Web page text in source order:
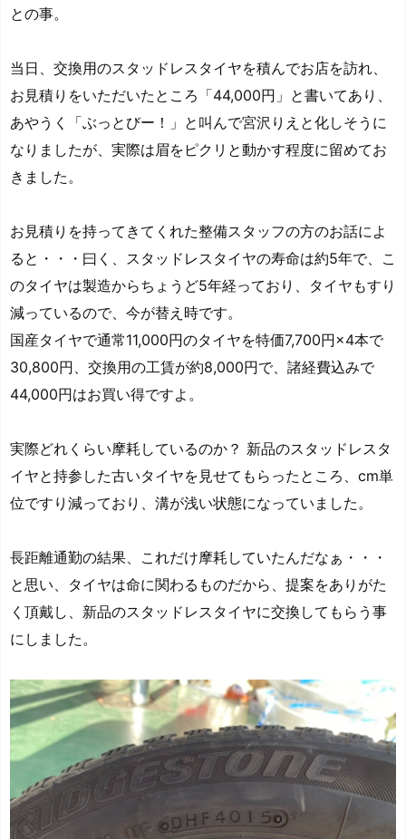
との事。
当日、交換用のスタッドレスタイヤを積んでお店を訪れ、
お見積りをいただいたところ「44,000円」と書いてあり、
あやうく「ぶっとびー！」と叫んで宮沢りえと化しそうに
なりましたが、実際は眉をピクリと動かす程度に留めてお
きました。
お見積りを持ってきてくれた整備スタッフの方のお話によ
ると・・・曰く、スタッドレスタイヤの寿命は約5年で、こ
のタイヤは製造からちょうど5年経っており、タイヤもすり
減っているので、今が替え時です。
国産タイヤで通常11,000円のタイヤを特価7,700円×4本で
30,800円、交換用の工賃が約8,000円で、諸経費込みで
44,000円はお買い得ですよ。
実際どれくらい摩耗しているのか？ 新品のスタッドレスタ
イヤと持参した古いタイヤを見せてもらったところ、cm単
位ですり減っており、溝が浅い状態になっていました。
長距離通勤の結果、これだけ摩耗していたんだなぁ・・・
と思い、タイヤは命に関わるものだから、提案をありがた
く頂戴し、新品のスタッドレスタイヤに交換してもらう事
にしました。